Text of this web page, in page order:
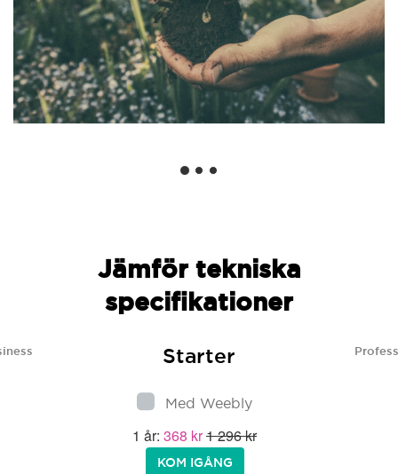
Jämför tekniska
specifikationer
Starter
Med Weebly
1 år: 368 kr1 296 kr
KOM IGÅNG